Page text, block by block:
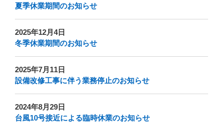
夏季休業期間のお知らせ
2025年12月4日
冬季休業期間のお知らせ
2025年7月11日
設備改修工事に伴う業務停止のお知らせ
2024年8月29日
台風10号接近による臨時休業のお知らせ